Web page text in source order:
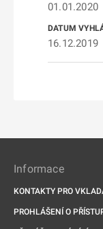
01.01.2020
16.12.2019
Informace
KONTAKTY PRO
PROHLÁŠENÍ O